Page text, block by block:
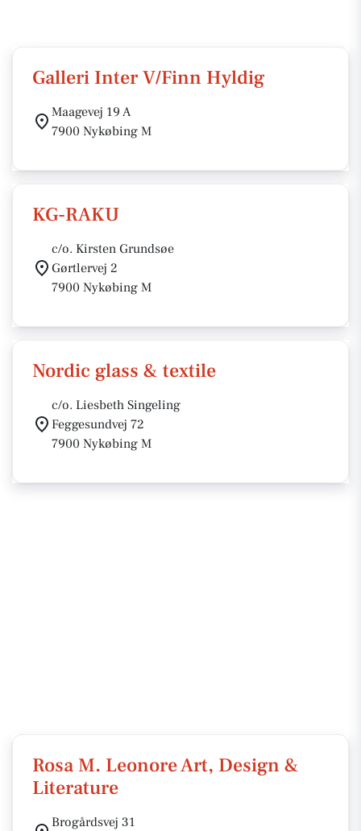
Galleri Inter V/Finn Hyldig
Maagevej 19 A
7900 Nykøbing M
KG-RAKU
c/o. Kirsten Grundsøe
Gørtlervej 2
7900 Nykøbing M
Nordic glass & textile
c/o. Liesbeth Singeling
Feggesundvej 72
7900 Nykøbing M
Rosa M. Leonore Art, Design &
Literature
Brogårdsvej 31